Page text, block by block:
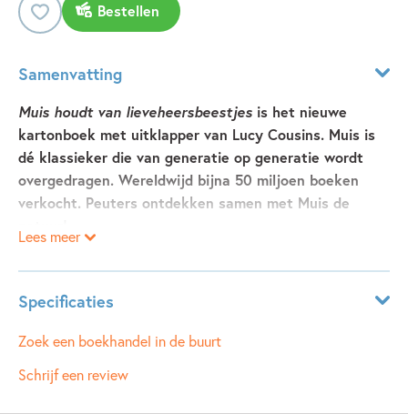
Bestellen
Samenvatting
Muis houdt van lieveheersbeestjes is het nieuwe
kartonboek met uitklapper van Lucy Cousins. Muis is
dé klassieker die van generatie op generatie wordt
overgedragen. Wereldwijd bijna 50 miljoen boeken
verkocht. Peuters ontdekken samen met Muis de
de natuur met Muis. Met een uitklappagina van een
lieveheersbeestjesfeest in haar tuin. Muis laat kleine
ouder.
Lees meer
Specificaties
Leeftijdsindicatie: 2 - 99 jaar
ISBN:
9789025889302
Zoek een boekhandel in de buurt
Schrijf een review